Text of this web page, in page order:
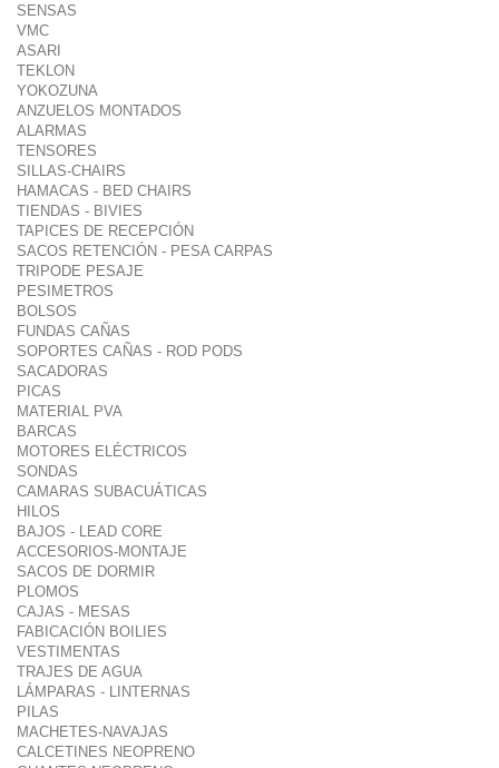
SENSAS
VMC
ASARI
TEKLON
YOKOZUNA
ANZUELOS MONTADOS
ALARMAS
TENSORES
SILLAS-CHAIRS
HAMACAS - BED CHAIRS
TIENDAS - BIVIES
TAPICES DE RECEPCIÓN
SACOS RETENCIÓN - PESA CARPAS
TRIPODE PESAJE
PESIMETROS
BOLSOS
FUNDAS CAÑAS
SOPORTES CAÑAS - ROD PODS
SACADORAS
PICAS
MATERIAL PVA
BARCAS
MOTORES ELÉCTRICOS
SONDAS
CAMARAS SUBACUÁTICAS
HILOS
BAJOS - LEAD CORE
ACCESORIOS-MONTAJE
SACOS DE DORMIR
PLOMOS
CAJAS - MESAS
FABICACIÓN BOILIES
VESTIMENTAS
TRAJES DE AGUA
LÁMPARAS - LINTERNAS
PILAS
MACHETES-NAVAJAS
CALCETINES NEOPRENO